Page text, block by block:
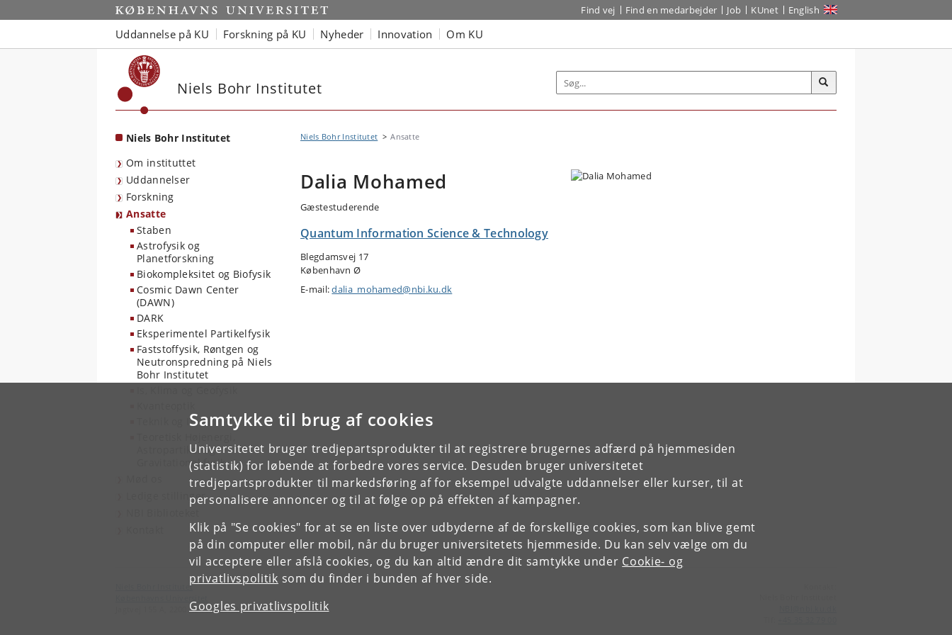
Samtykke til brug af cookies
Universitetet bruger tredjepartsprodukter til at registrere brugernes adfærd på hjemmesiden
(statistik) for løbende at forbedre vores service. Desuden bruger universitetet
tredjepartsprodukter til markedsføring af for eksempel udvalgte uddannelser eller kurser, til at
personalisere annoncer og til at følge op på effekten af kampagner.
Klik på "Se cookies" for at se en liste over udbyderne af de forskellige cookies, som kan blive gemt
på din computer eller mobil, når du bruger universitetets hjemmeside. Du kan selv vælge om du
vil acceptere eller afslå cookies, og du kan altid ændre dit samtykke under Cookie- og
privatlivspolitik som du finder i bunden af hver side.
Googles privatlivspolitik
Start Find vej Find en medarbejder Job KUnet English
Uddannelse på KU Forskning på KU Nyheder Innovation Om KU
Niels Bohr Institutet
Niels Bohr Institutet
Om instituttet
Uddannelser
Forskning
Ansatte
Staben
Astrofysik og
Planetforskning
Biokompleksitet og Biofysik
Cosmic Dawn Center
(DAWN)
DARK
Eksperimentel Partikelfysik
Faststoffysik, Røntgen og
Neutronspredning på Niels
Bohr Institutet
Teknik og IT
Astropartikel og
Gravitationel fysik
Ledige stillinger
Niels Bohr Institutet Ansatte
Dalia Mohamed
Gæstestuderende
Quantum Information Science & Technology
Blegdamsvej 17
København Ø
E-mail:dalia_mohamed@nbi.ku.dk
Niels Bohr Institutet
Jagtvej 155 A, 2200 København N.